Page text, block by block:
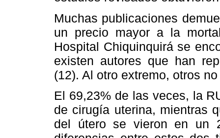
Muchas publicaciones
un precio mayor a la
Hospital Chiquinquirá se
existen autores que han
(12). Al otro extremo, otros
El 69,23% de las veces, la
de cirugía uterina, mientras
del útero se vieron en un